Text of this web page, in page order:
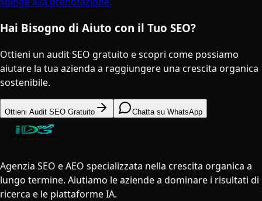
Hai Bisogno di Aiuto con il Tuo SEO?
Ottieni un audit SEO gratuito e scopri come possiamo
aiutare la tua azienda a raggiungere una crescita organica
sostenibile.
Ottieni Audit SEO Gratuito Chatta su WhatsApp
Agenzia SEO e AEO specializzata nella crescita organica a
lungo termine. Aiutiamo le aziende a dominare i risultati di
ricerca e le piattaforme IA.